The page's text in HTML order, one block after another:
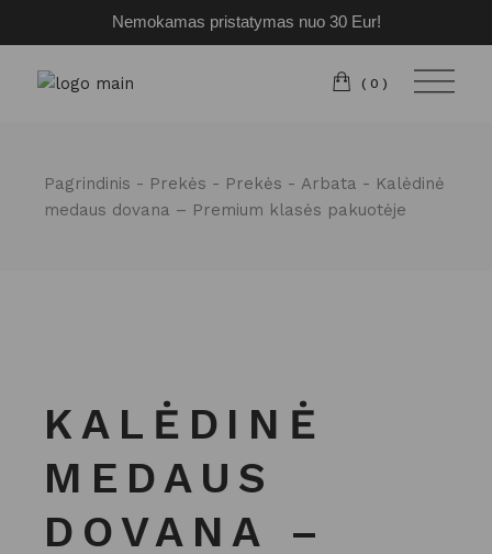
Nemokamas pristatymas nuo 30 Eur!
Pereiti
turinio
(0)
Pagrindinis Prekės Prekės Arbata
Kalėdinė
medaus dovana – Premium klasės pakuotėje
KALĖDINĖ
MEDAUS
DOVANA –